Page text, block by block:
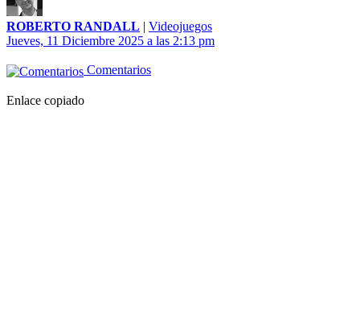
ROBERTO RANDALL | Videojuegos
Jueves, 11 Diciembre 2025 a las 2:13 pm
Comentarios
Enlace copiado